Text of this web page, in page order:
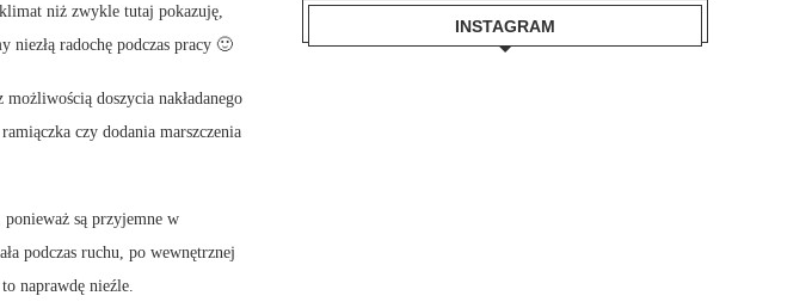
niż zwykle tutaj pokazuję,
niezłą radochę podczas pracy 🙂
doszycia nakładanego
czy dodania marszczenia
są przyjemne w
podczas ruchu, po wewnętrznej
naprawdę nieźle.
INSTAGRAM